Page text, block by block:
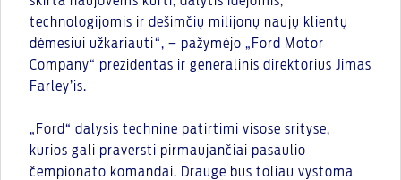
technologijomis ir dešimčių milijonų naujų klientų
dėmesiui užkariauti“, – pažymėjo „Ford Motor
Company“ prezidentas ir generalinis direktorius Jimas
Farley’is.
„Ford“ dalysis technine patirtimi visose srityse,
kurios gali praversti pirmaujančiai pasaulio
čempionato komandai. Drauge bus toliau vystoma